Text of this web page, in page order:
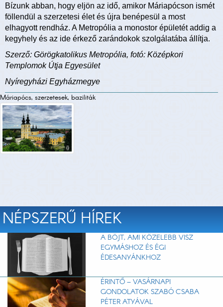
Bízunk abban, hogy eljön az idő, amikor Máriapócson ismét
föllendül a szerzetesi élet és újra benépesül a most
elhagyott rendház. A Metropólia a monostor épületét addig a
kegyhely és az ide érkező zarándokok szolgálatába állítja.
Szerző: Görögkatolikus Metropólia, fotó: Középkori
Templomok Útja Egyesület
Nyíregyházi Egyházmegye
Máriapócs, szerzetesek, baziliták
NÉPSZERŰ HÍREK
A BÖJT, AMI KÖZELEBB VISZ
EGYMÁSHOZ ÉS ÉGI
ÉDESANYÁNKHOZ
ÉRINTŐ – VASÁRNAPI
GONDOLATOK SZABÓ CSABA
PÉTER ATYÁVAL